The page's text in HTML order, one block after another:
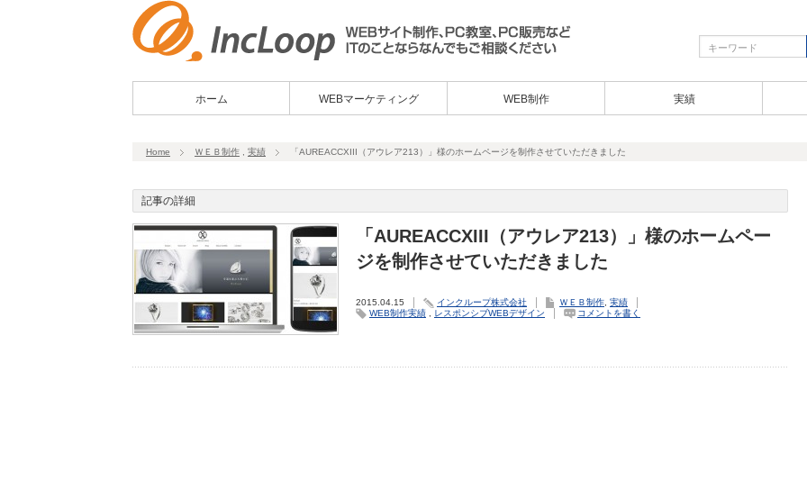
ホーム WEBマーケティング WEB制作 実績
Home ＷＥＢ制作 実績 「AUREACCXIII（アウレア213）」様のホームページを制作させていただきました
記事の詳細
「AUREACCXIII（アウレア213）」様のホームペー
ジを制作させていただきました
2015.04.15 インクループ株式会社 ＷＥＢ制作 実績
WEB制作実績
レスポンシブWEBデザイン コメントを書く